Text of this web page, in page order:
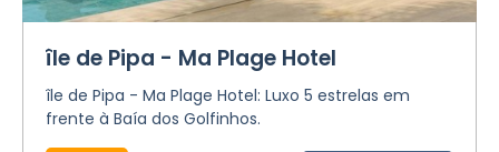
île de Pipa - Ma Plage Hotel
île de Pipa - Ma Plage Hotel: Luxo 5 estrelas em
frente à Baía dos Golfinhos.